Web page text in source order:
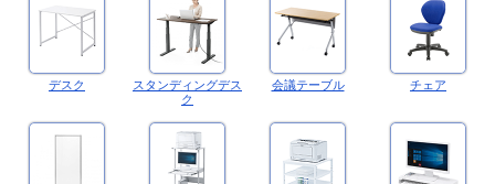
デスク
スタンディングデス
ク
会議テーブル チェア